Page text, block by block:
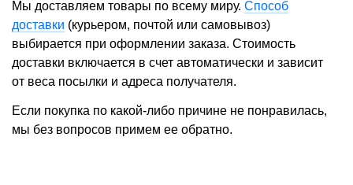
Мы доставляем товары по всему миру. Способ
доставки (курьером, почтой или самовывоз)
выбирается при оформлении заказа. Стоимость
доставки включается в счет автоматически и зависит
от веса посылки и адреса получателя.
Если покупка по какой-либо причине не понравилась,
мы без вопросов примем ее обратно.